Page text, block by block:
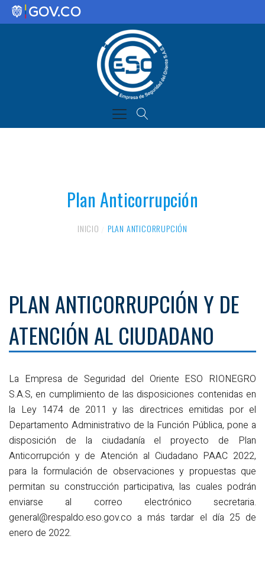
Plan Anticorrupción
INICIO PLAN ANTICORRUPCIÓN
PLAN ANTICORRUPCIÓN Y DE
ATENCIÓN AL CIUDADANO
La Empresa de Seguridad del Oriente ESO RIONEGRO
S.A.S, en cumplimiento de las disposiciones contenidas en
la Ley 1474 de 2011 y las directrices emitidas por el
Departamento Administrativo de la Función Pública, pone a
disposición de la ciudadanía el proyecto de Plan
Anticorrupción y de Atención al Ciudadano PAAC 2022,
para la formulación de observaciones y propuestas que
permitan su construcción participativa, las cuales podrán
enviarse al correo electrónico secretaria.
general@respaldo.eso.gov.co a más tardar el día 25 de
enero de 2022.